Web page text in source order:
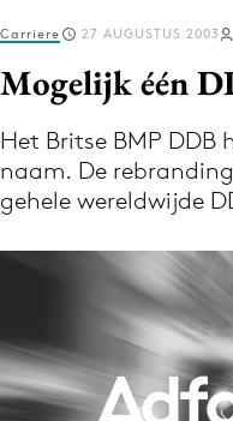
Log in
Volg het laatste
Menu
Carriere 27 AUGUSTUS 2003
Mogelijk één
Het Britse BMP DDB
naam. De
gehele wereldwijde